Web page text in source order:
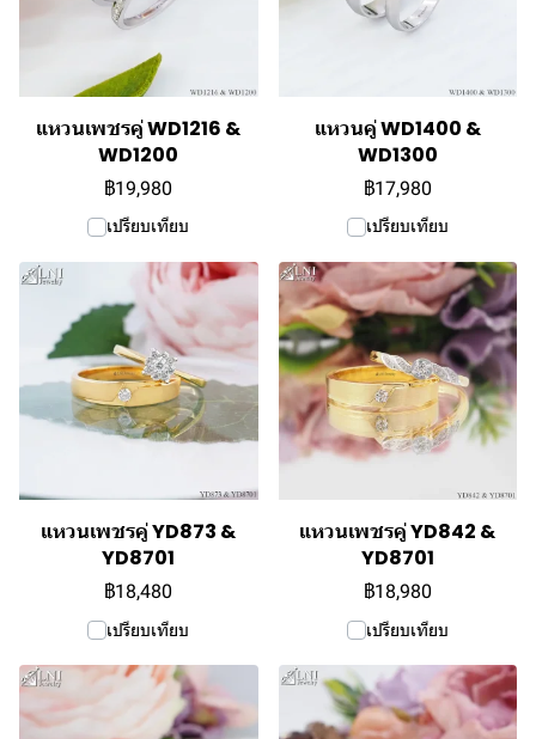
แหวนเพชรคู่ WD1216 &
WD1200
฿19,980
เปรียบเทียบ
แหวนคู่ WD1400 &
WD1300
฿17,980
เปรียบเทียบ
แหวนเพชรคู่ YD873 &
YD8701
฿18,480
เปรียบเทียบ
แหวนเพชรคู่ YD842 &
YD8701
฿18,980
เปรียบเทียบ